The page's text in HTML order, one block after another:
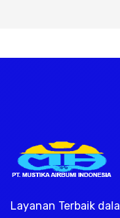
Layanan Terbaik